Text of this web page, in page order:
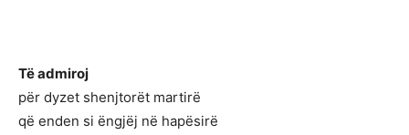
Të admiroj
për dyzet shenjtorët martirë
që enden si ëngjëj në hapësirë